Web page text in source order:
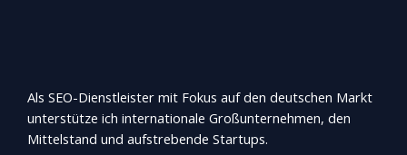
Als SEO-Dienstleister mit Fokus auf den deutschen Markt
unterstütze ich internationale Großunternehmen, den
Mittelstand und aufstrebende Startups.